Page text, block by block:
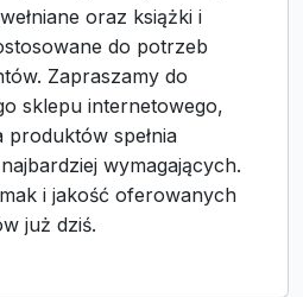
oraz książki i
do potrzeb
Zapraszamy do
sklepu internetowego,
produktów spełnia
wymagających.
i jakość oferowanych
już dziś.